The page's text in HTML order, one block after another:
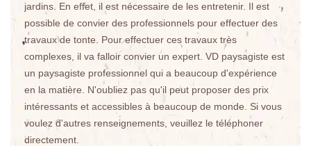
jardins. En effet, il est nécessaire de les entretenir. Il est
possible de convier des professionnels pour effectuer des
travaux de tonte. Pour effectuer ces travaux très
complexes, il va falloir convier un expert. VD paysagiste est
un paysagiste professionnel qui a beaucoup d'expérience
en la matière. N'oubliez pas qu'il peut proposer des prix
intéressants et accessibles à beaucoup de monde. Si vous
voulez d'autres renseignements, veuillez le téléphoner
directement.